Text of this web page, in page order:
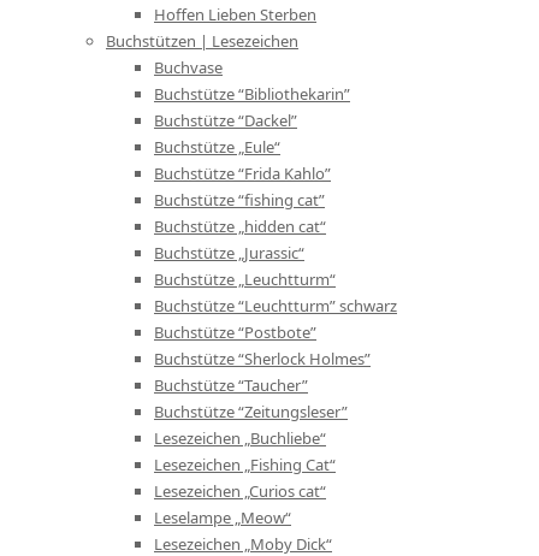
Hoffen Lieben Sterben
Buchstützen | Lesezeichen
Buchvase
Buchstütze “Bibliothekarin”
Buchstütze “Dackel”
Buchstütze „Eule“
Buchstütze “Frida Kahlo”
Buchstütze “fishing cat”
Buchstütze „hidden cat“
Buchstütze „Jurassic“
Buchstütze „Leuchtturm“
Buchstütze “Leuchtturm” schwarz
Buchstütze “Postbote”
Buchstütze “Sherlock Holmes”
Buchstütze “Taucher”
Buchstütze “Zeitungsleser”
Lesezeichen „Buchliebe“
Lesezeichen „Fishing Cat“
Lesezeichen „Curios cat“
Leselampe „Meow“
Lesezeichen „Moby Dick“